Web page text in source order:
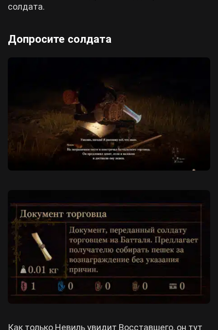
солдата.
Допросите солдата
Как только Невиль увидит Восставшего, он тут